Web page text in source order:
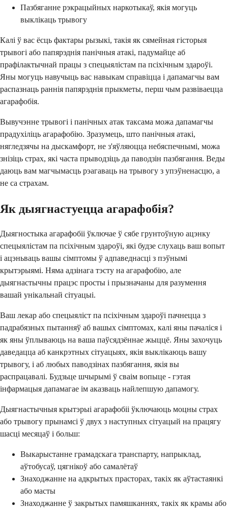
Пазбяганне рэкрацыйных наркотыкаў, якія могуць
выклікаць трывогу
Калі ў вас ёсць фактары рызыкі, такія як сямейная гісторыя
трывогі або папярэднія панічныя атакі, падумайце аб
прафілактычнай працы з спецыялістам па псіхічным здароўі.
Яны могуць навучыць вас навыкам справіцца і дапамагчы вам
распазнаць раннія папярэднія прыкметы, перш чым развіваецца
агарафобія.
Вывучэнне трывогі і панічных атак таксама можа дапамагчы
прадухіліць агарафобію. Зразумець, што панічныя атакі,
нягледзячы на ​​дыскамфорт, не з'яўляюцца небяспечнымі, можа
знізіць страх, які часта прыводзіць да паводзін пазбягання. Веды
даюць вам магчымасць рэагаваць на трывогу з упэўненасцю, а
не са страхам.
Як дыягнастуецца агарафобія?
Дыягностыка агарафобіі ўключае ў сябе грунтоўную ацэнку
спецыялістам па псіхічным здароўі, які будзе слухаць ваш вопыт
і ацэньваць вашы сімптомы ў адпаведнасці з пэўнымі
крытэрыямі. Няма адзінага тэсту на агарафобію, але
дыягнастычны працэс просты і прызначаны для разумення
вашай унікальнай сітуацыі.
Ваш лекар або спецыяліст па псіхічным здароўі пачнецца з
падрабязных пытанняў аб вашых сімптомах, калі яны пачаліся і
як яны ўплываюць на ваша паўсядзённае жыццё. Яны захочуць
даведацца аб канкрэтных сітуацыях, якія выклікаюць вашу
трывогу, і аб любых паводзінах пазбягання, якія вы
распрацавалі. Будзьце шчырымі ў сваім вопыце - гэтая
інфармацыя дапамагае ім аказваць найлепшую дапамогу.
Дыягнастычныя крытэрыі агарафобіі ўключаюць моцны страх
або трывогу прынамсі ў двух з наступных сітуацый на працягу
шасці месяцаў і больш:
Выкарыстанне грамадскага транспарту, напрыклад,
аўтобусаў, цягнікоў або самалётаў
Знаходжанне на адкрытых прасторах, такіх як аўтастаянкі
або масты
Знаходжанне ў закрытых памяшканнях, такіх як крамы або